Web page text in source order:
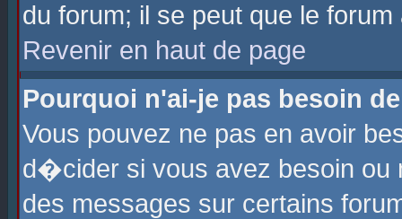
du forum; il se peut que le
Revenir en haut de page
Pourquoi n'ai-je pas besoin
Vous pouvez ne pas en avoir
d�cider si vous avez besoin ou
des messages sur certains